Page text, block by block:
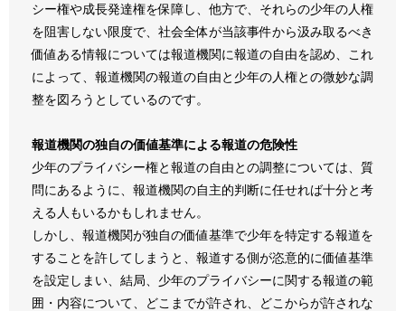
シー権や成長発達権を保障し、他方で、それらの少年の人権
を阻害しない限度で、社会全体が当該事件から汲み取るべき
価値ある情報については報道機関に報道の自由を認め、これ
によって、報道機関の報道の自由と少年の人権との微妙な調
整を図ろうとしているのです。
報道機関の独自の価値基準による報道の危険性
少年のプライバシー権と報道の自由との調整については、質
問にあるように、報道機関の自主的判断に任せれば十分と考
える人もいるかもしれません。
しかし、報道機関が独自の価値基準で少年を特定する報道を
することを許してしまうと、報道する側が恣意的に価値基準
を設定しまい、結局、少年のプライバシーに関する報道の範
囲・内容について、どこまでが許され、どこからが許されな